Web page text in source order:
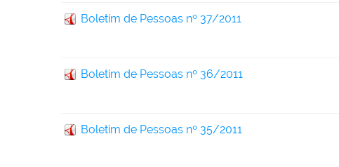
Boletim de Pessoas nº 37/2011
Boletim de Pessoas nº 36/2011
Boletim de Pessoas nº 35/2011